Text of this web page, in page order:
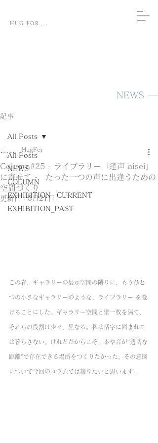
HUG FOR＿.
NEWS
記事
All Posts
NEWS
COLUMN
EXHIBITION _CURRENT
EXHIBITION_PAST
All Posts
Column#25 - ライブラリー「逢声 aisei」
に寄せて - たった一つの声に出逢うための
空間づくり
HugFor
更新日：3月21日
この春、ギャラリーの展示空間の隣りに、もうひと
つの小さなギャラリーのような、ライブラリー を設
けることにした。ギャラリー空間と壁一枚を隔て、
それらの役割は少々、異なる。私は活字に囲まれて
は暮らさない。けれどだからこそ、本や音が“適切な
距離”で存在できる場所をつくりたかった。その意図
について今回のコラムでは綴りたいと思います。